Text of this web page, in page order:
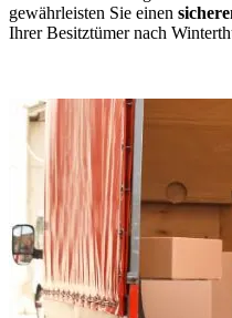
gewährleisten Sie einen
Ihrer Besitztümer nach